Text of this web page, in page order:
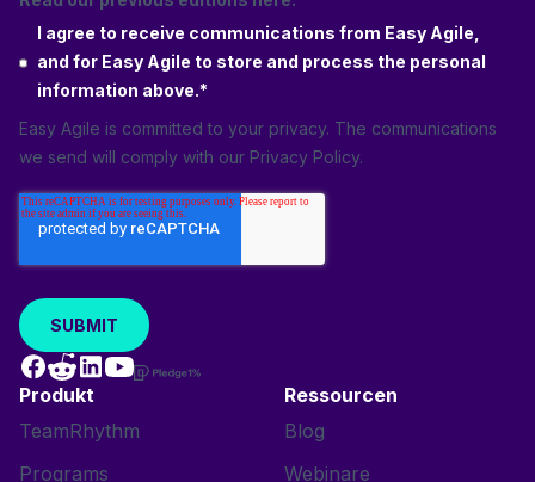
I agree to receive communications from Easy Agile,
and for Easy Agile to store and process the personal
information above.*
Easy Agile is committed to your privacy. The communications
we send will comply with our Privacy Policy.
Produkt
TeamRhythm
Programs
Ressourcen
Blog
Webinare